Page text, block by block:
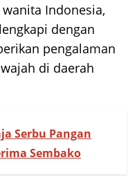
Indonesia,
dengan
pengalaman
di daerah
Serbu Pangan
Sembako